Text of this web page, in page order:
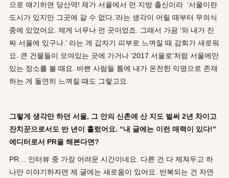
으로 얘기하면 당산역! 제가 서울에서 먼 지방 출신이라 ‘서울이란
도시가 있지만 그곳에 갈 수 없다.’라는 생각이 어릴 때부터 무의식
중에 있었어요. 제게 너무나 먼 곳이었죠. 그래서 가끔 ‘와 내가 진
짜 서울에 있구나.’ 라는 게 갑자기 피부로 느껴질 때 감회가 새로워
요. 큰 건물들이 모여있는 곳에 가거나 ‘2017 서울로’처럼 서울에만
있는 장소를 볼 때요. 바쁜 사람들 틈에 내가 온전한 익명으로 존재
하는 게 돌연히 느껴질 때도 그렇고요.
그렇게 생각만 하던 서울, 그 안의 신촌에 산 지도 벌써 2년 차이고
잔치꾼으로서도 반 년이 흘렀어요. “내 글에는 이런 매력이 있다!”
에디터로서 PR을 해본다면?
PR… 인터뷰 중 가장 어려운 시간이네요. 다른 건 다 제쳐두고 하
나만 이야기하자면 제 글에는 새로움이 있어요. 반복되는 건 자연